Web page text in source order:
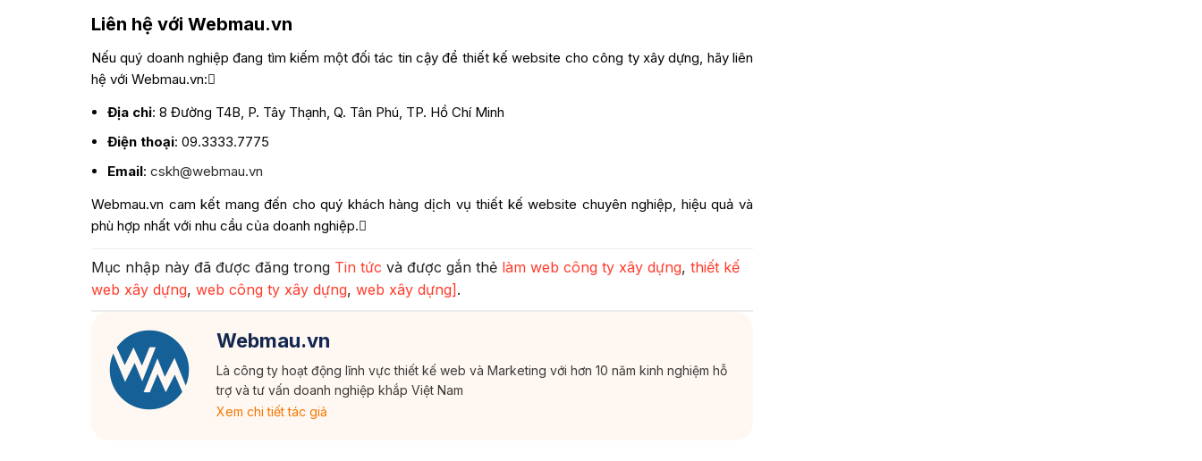
Liên hệ với Webmau.vn
Nếu quý doanh nghiệp đang tìm kiếm một đối tác tin cậy để thiết kế website cho công ty xây dựng, hãy liên
hệ với Webmau.vn:
Địa chỉ: 8 Đường T4B, P. Tây Thạnh, Q. Tân Phú, TP. Hồ Chí Minh
Điện thoại: 09.3333.7775
Email: cskh@webmau.vn
Webmau.vn cam kết mang đến cho quý khách hàng dịch vụ thiết kế website chuyên nghiệp, hiệu quả và
phù hợp nhất với nhu cầu của doanh nghiệp.
Mục nhập này đã được đăng trong Tin tức và được gắn thẻ làm web công ty xây dựng, thiết kế
web xây dựng, web công ty xây dựng, web xây dựng] .
Webmau.vn
Là công ty hoạt động lĩnh vực thiết kế web và Marketing với hơn 10 năm kinh nghiệm hỗ
trợ và tư vấn doanh nghiệp khắp Việt Nam
Xem chi tiết tác giả